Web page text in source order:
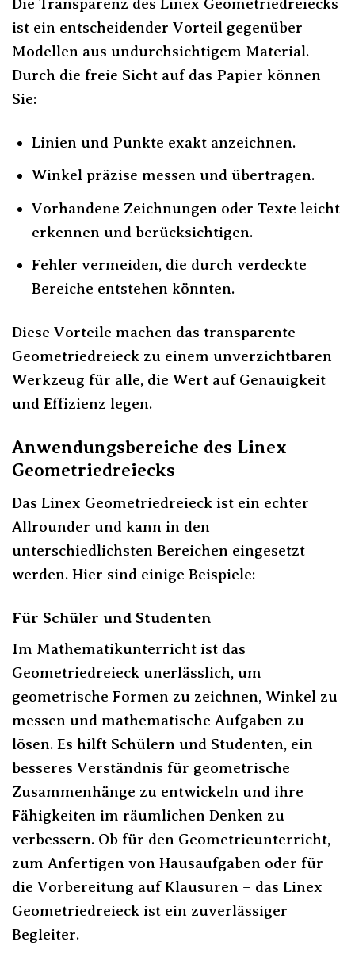
ist ein entscheidender Vorteil gegenüber
Modellen aus undurchsichtigem Material.
Durch die freie Sicht auf das Papier können
Sie:
Linien und Punkte exakt anzeichnen.
Winkel präzise messen und übertragen.
Vorhandene Zeichnungen oder Texte leicht
erkennen und berücksichtigen.
Fehler vermeiden, die durch verdeckte
Bereiche entstehen könnten.
Diese Vorteile machen das transparente
Geometriedreieck zu einem unverzichtbaren
Werkzeug für alle, die Wert auf Genauigkeit
und Effizienz legen.
Anwendungsbereiche des Linex
Geometriedreiecks
Das Linex Geometriedreieck ist ein echter
Allrounder und kann in den
unterschiedlichsten Bereichen eingesetzt
werden. Hier sind einige Beispiele:
Für Schüler und Studenten
Im Mathematikunterricht ist das
Geometriedreieck unerlässlich, um
geometrische Formen zu zeichnen, Winkel zu
messen und mathematische Aufgaben zu
lösen. Es hilft Schülern und Studenten, ein
besseres Verständnis für geometrische
Zusammenhänge zu entwickeln und ihre
Fähigkeiten im räumlichen Denken zu
verbessern. Ob für den Geometrieunterricht,
zum Anfertigen von Hausaufgaben oder für
die Vorbereitung auf Klausuren – das Linex
Geometriedreieck ist ein zuverlässiger
Begleiter.